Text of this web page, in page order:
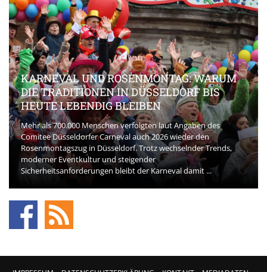
KARNEVAL UND ROSENMONTAG: WARUM
DIE TRADITIONEN IN DÜSSELDORF BIS
HEUTE LEBENDIG BLEIBEN
Mehr als 700.000 Menschen verfolgten laut Angaben des
Comitee Düsseldorfer Carneval auch 2026 wieder den
Rosenmontagszug in Düsseldorf. Trotz wechselnder Trends,
moderner Eventkultur und steigender
Sicherheitsanforderungen bleibt der Karneval damit ...